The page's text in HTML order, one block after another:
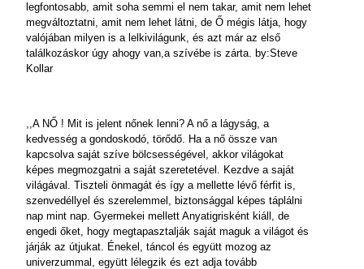
legfontosabb, amit soha semmi el nem takar, amit nem lehet
megváltoztatni, amit nem lehet látni, de Ő mégis látja, hogy
valójában milyen is a lelkivilágunk, és azt már az első
találkozáskor úgy ahogy van,a szívébe is zárta. by:Steve
Kollar
,,A NŐ ! Mit is jelent nőnek lenni? A nő a lágyság, a
kedvesség a gondoskodó, törődő. Ha a nő össze van
kapcsolva saját szíve bölcsességével, akkor világokat
képes megmozgatni a saját szeretetével. Kezdve a saját
világával. Tiszteli önmagát és így a mellette lévő férfit is,
szenvedéllyel és szerelemmel, biztonsággal képes táplálni
nap mint nap. Gyermekei mellett Anyatigrisként kiáll, de
engedi őket, hogy megtapasztalják saját maguk a világot és
járják az útjukat. Énekel, táncol és együtt mozog az
univerzummal, együtt lélegzik és ezt adja tovább